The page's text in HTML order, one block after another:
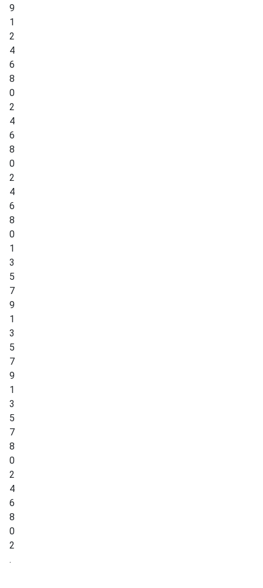
9
1
2
4
6
8
0
2
4
6
8
0
2
4
6
8
0
1
3
5
7
9
1
3
5
7
9
1
3
5
7
8
0
2
4
6
8
0
2
.